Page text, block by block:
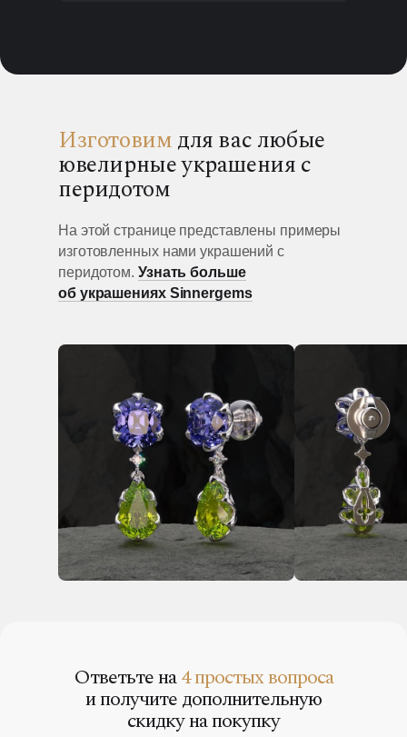
Изготовимдля вас любые
ювелирные украшения с
перидотом
На этой странице представлены примеры
изготовленных нами украшений с
перидотом. Узнать больше
об украшениях Sinnergems
Ответьте на4 простых вопроса
и получите дополнительную
скидку на покупку